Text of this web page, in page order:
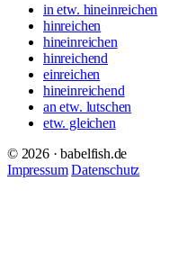
in etw. hineinreichen
hinreichen
hineinreichen
hinreichend
einreichen
hineinreichend
an etw. lutschen
etw. gleichen
© 2026 · babelfish.de
Impressum Datenschutz